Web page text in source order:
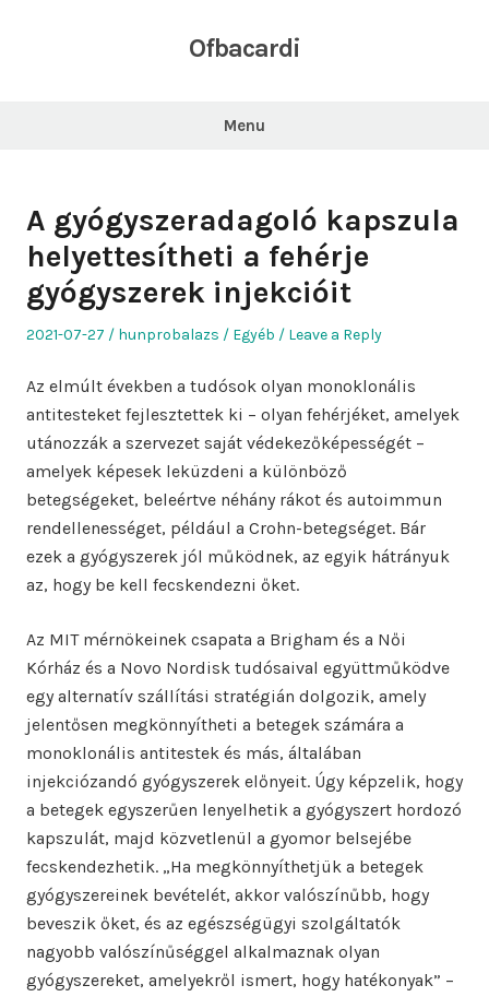
Ofbacardi
Menu
A gyógyszeradagoló kapszula
helyettesítheti a fehérje
gyógyszerek injekcióit
Posted
2021-07-27 Author
hunprobalazs
Posted
Egyéb Leave a Reply
Az elmúlt években a tudósok olyan monoklonális
antitesteket fejlesztettek ki – olyan fehérjéket, amelyek
utánozzák a szervezet saját védekezőképességét –
amelyek képesek leküzdeni a különböző
betegségeket, beleértve néhány rákot és autoimmun
rendellenességet, például a Crohn-betegséget. Bár
ezek a gyógyszerek jól működnek, az egyik hátrányuk
az, hogy be kell fecskendezni őket.
Az MIT mérnökeinek csapata a Brigham és a Női
Kórház és a Novo Nordisk tudósaival együttműködve
egy alternatív szállítási stratégián dolgozik, amely
jelentősen megkönnyítheti a betegek számára a
monoklonális antitestek és más, általában
injekciózandó gyógyszerek előnyeit. Úgy képzelik, hogy
a betegek egyszerűen lenyelhetik a gyógyszert hordozó
kapszulát, majd közvetlenül a gyomor belsejébe
fecskendezhetik. „Ha megkönnyíthetjük a betegek
gyógyszereinek bevételét, akkor valószínűbb, hogy
beveszik őket, és az egészségügyi szolgáltatók
nagyobb valószínűséggel alkalmaznak olyan
gyógyszereket, amelyekről ismert, hogy hatékonyak” –